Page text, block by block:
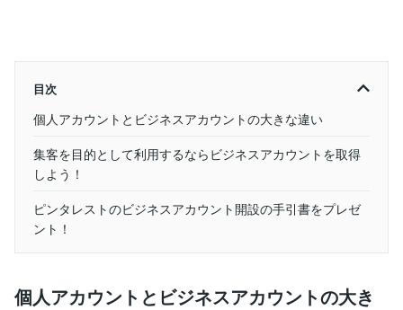
目次
個人アカウントとビジネスアカウントの大きな違い
集客を目的として利用するならビジネスアカウントを取得
しよう！
ピンタレストのビジネスアカウント開設の手引書をプレゼ
ント！
個人アカウントとビジネスアカウントの大き